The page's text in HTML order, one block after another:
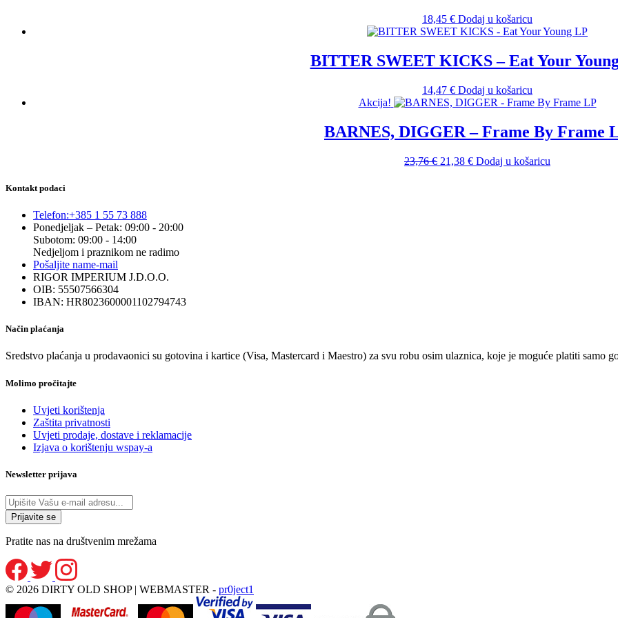
18,45 € Dodaj u košaricu
BITTER SWEET KICKS – Eat Your
14,47 € Dodaj u košaricu
Akcija!
BARNES, DIGGER – Frame By Frame
23,76€ Izvorna
21,38 €Trenutna
Dodaj u košaricu
Kontakt podaci
Telefon:+385 1 55 73 888
Ponedjeljak – Petak: 09:00 - 20:00
Subotom: 09:00 - 14:00
Nedjeljom i praznikom ne radimo
Pošaljite name-mail
RIGOR IMPERIUM J.D.O.O.
OIB: 55507566304
IBAN: HR8023600001102794743
Način plaćanja
Sredstvo plaćanja u prodavaonici su gotovina i kartice (Visa, Mastercard i Maestro) za svu robu osim ulaznica, koje je moguće platiti samo
Molimo pročitajte
Uvjeti korištenja
Zaštita privatnosti
Uvjeti prodaje, dostave i reklamacije
Izjava o korištenju wspay-a
Newsletter prijava
Pratite nas na društvenim mrežama
© 2026 DIRTY OLD SHOP | WEBMASTER - pr0ject1